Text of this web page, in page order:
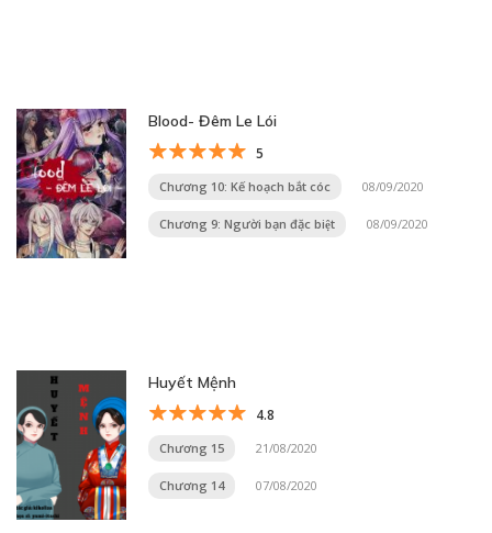
Blood- Đêm Le Lói
5
Chương 10: Kế hoạch bắt cóc 08/09/2020
Chương 9: Người bạn đặc biệt 08/09/2020
Huyết Mệnh
4.8
Chương 15 21/08/2020
Chương 14 07/08/2020